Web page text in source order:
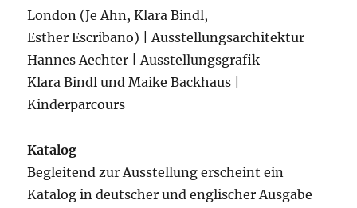
London (Je Ahn, Klara Bindl,
Esther Escribano) | Ausstellungsarchitektur
Hannes Aechter | Ausstellungsgrafik
Klara Bindl und Maike Backhaus |
Kinderparcours
Katalog
Begleitend zur Ausstellung erscheint ein
Katalog in deutscher und englischer Ausgabe